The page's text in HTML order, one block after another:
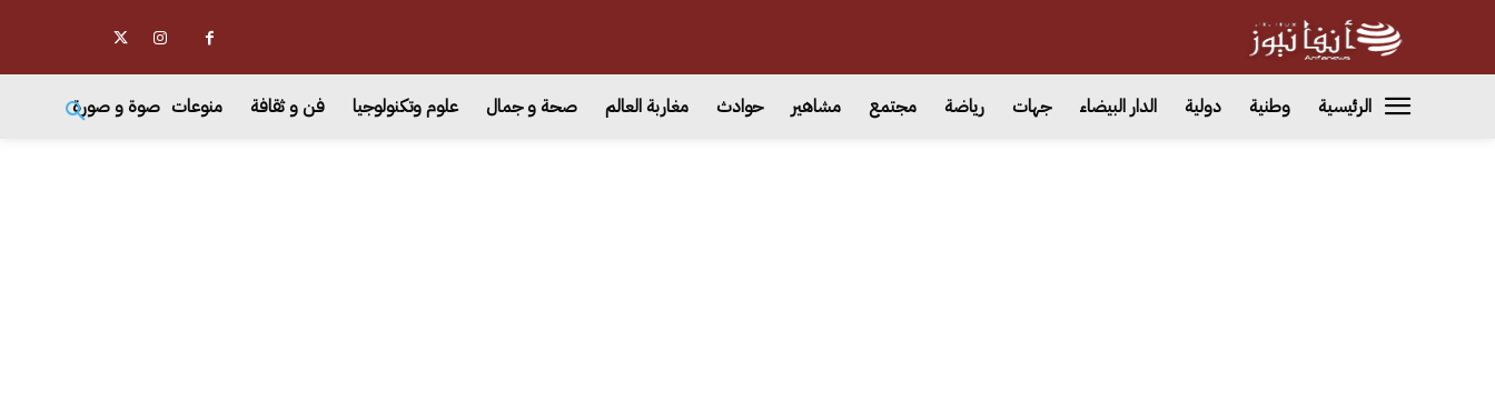
الرئيسية وطنية دولية الدار البيضاء جهات رياضة مجتمع مشاهير حوادث مغاربة العالم صحة و جمال علوم وتكنولوجيا فن و ثقافة منوعات صوة و صورة